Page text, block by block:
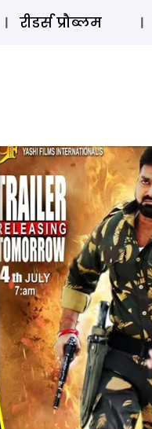
रीडर्स प्रौब्लम